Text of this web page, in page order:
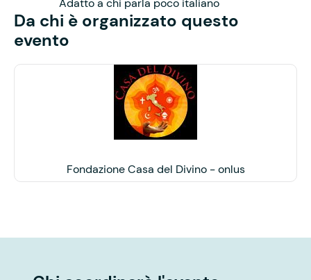
Da chi è organizzato questo
evento
Fondazione Casa del Divino - onlus